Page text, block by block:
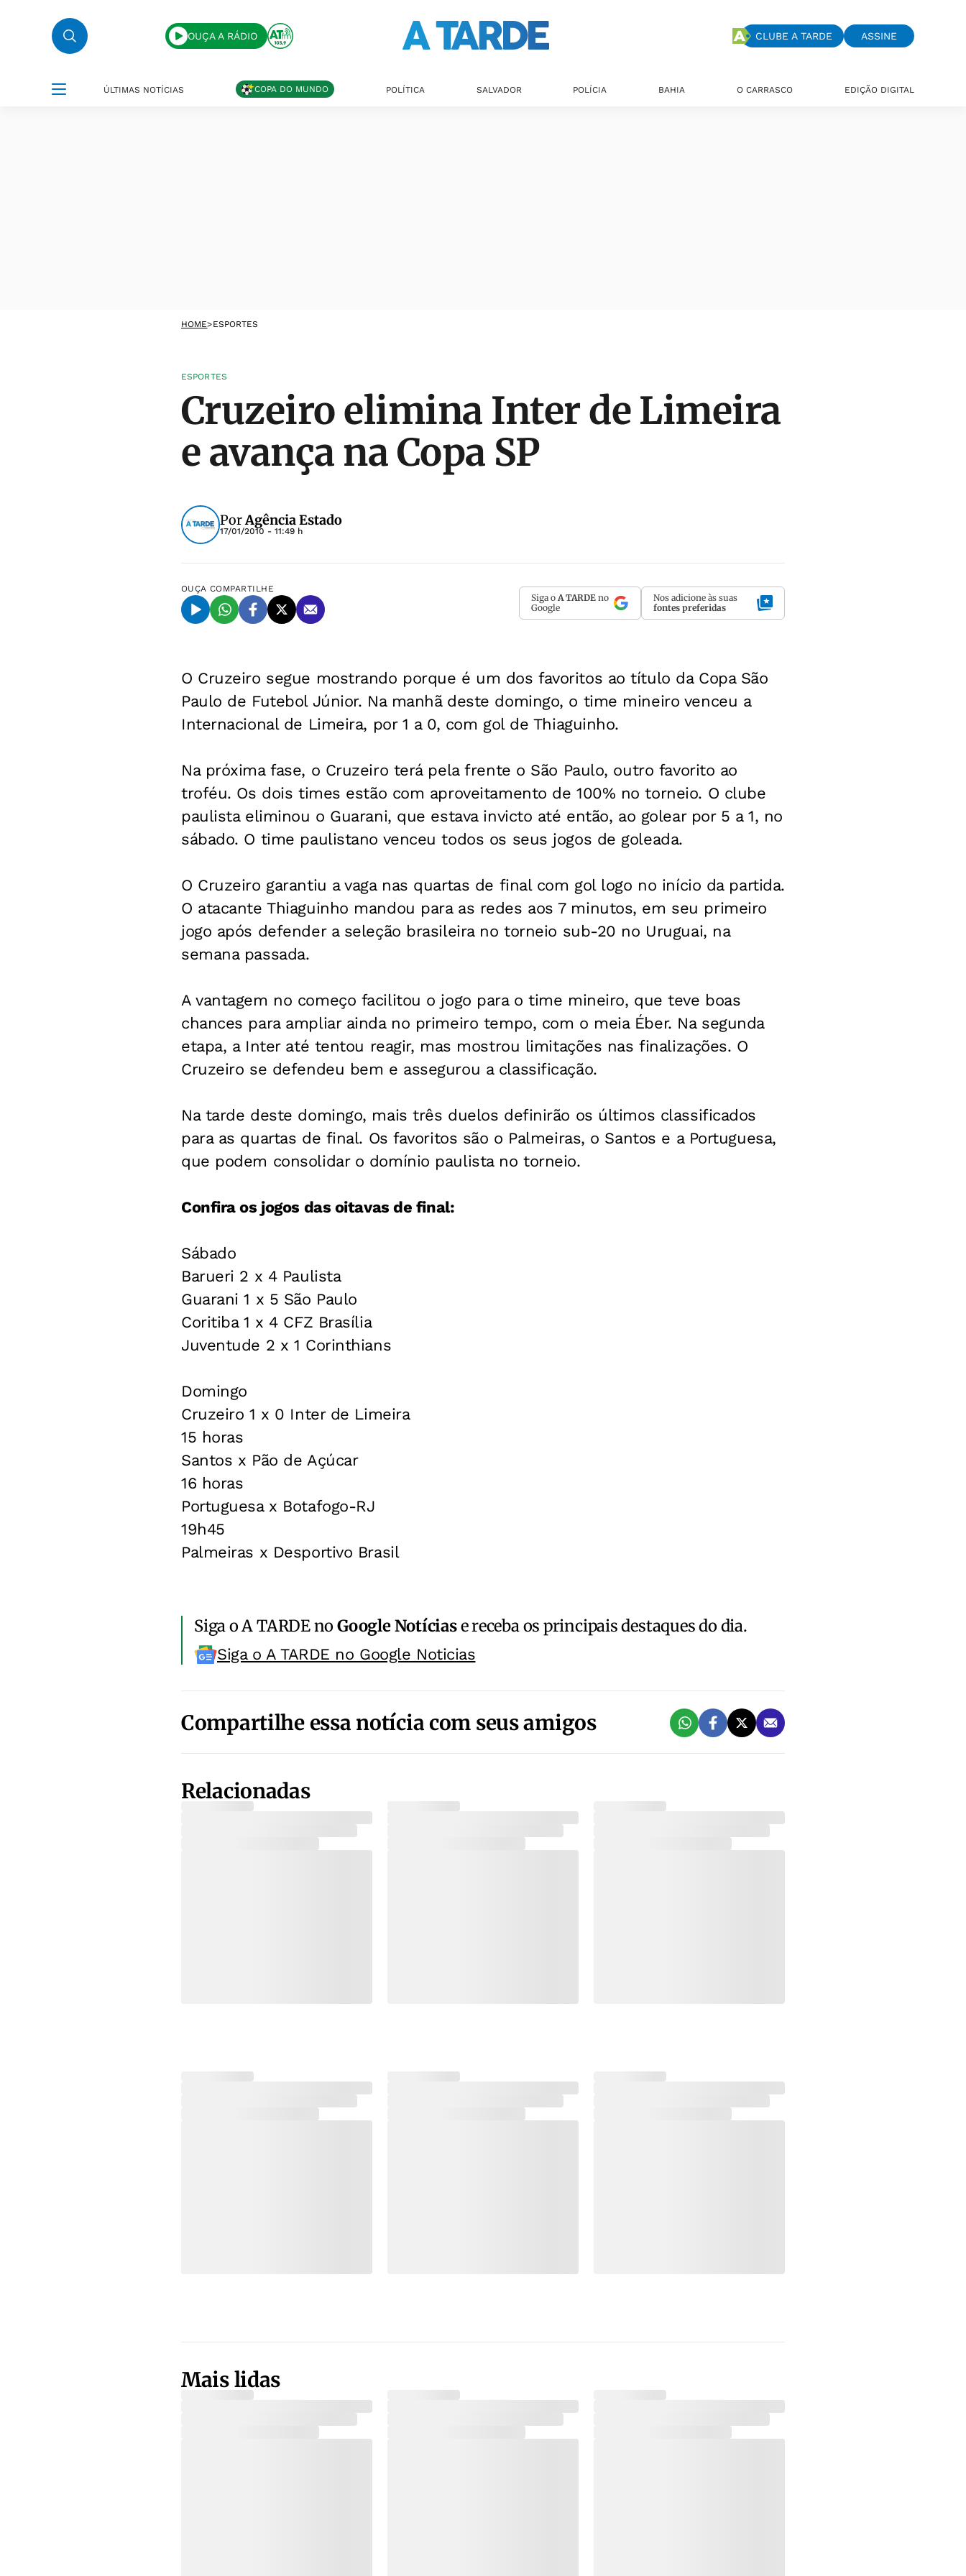
OUÇA A RÁDIO CLUBE A TARDE ASSINE
ÚLTIMAS NOTÍCIAS COPA DO MUNDO POLÍTICA SALVADOR POLÍCIA BAHIA O CARRASCO EDIÇÃO DIGITAL
HOME>ESPORTES
ESPORTES
Cruzeiro elimina Inter de Limeira
e avança na Copa SP
PorAgência Estado
17/01/2010 - 11:49 h
OUÇA COMPARTILHE
Siga o A TARDE no
Google
Nos adicione às suas
fontes preferidas
O Cruzeiro segue mostrando porque é um dos favoritos ao título da Copa São
Paulo de Futebol Júnior. Na manhã deste domingo, o time mineiro venceu a
Internacional de Limeira, por 1 a 0, com gol de Thiaguinho.
Na próxima fase, o Cruzeiro terá pela frente o São Paulo, outro favorito ao
troféu. Os dois times estão com aproveitamento de 100% no torneio. O clube
paulista eliminou o Guarani, que estava invicto até então, ao golear por 5 a 1, no
sábado. O time paulistano venceu todos os seus jogos de goleada.
O Cruzeiro garantiu a vaga nas quartas de final com gol logo no início da partida.
O atacante Thiaguinho mandou para as redes aos 7 minutos, em seu primeiro
jogo após defender a seleção brasileira no torneio sub-20 no Uruguai, na
semana passada.
A vantagem no começo facilitou o jogo para o time mineiro, que teve boas
chances para ampliar ainda no primeiro tempo, com o meia Éber. Na segunda
etapa, a Inter até tentou reagir, mas mostrou limitações nas finalizações. O
Cruzeiro se defendeu bem e assegurou a classificação.
Na tarde deste domingo, mais três duelos definirão os últimos classificados
para as quartas de final. Os favoritos são o Palmeiras, o Santos e a Portuguesa,
que podem consolidar o domínio paulista no torneio.
Confira os jogos das oitavas de final:
Sábado
Barueri 2 x 4 Paulista
Guarani 1 x 5 São Paulo
Coritiba 1 x 4 CFZ Brasília
Juventude 2 x 1 Corinthians
Domingo
Cruzeiro 1 x 0 Inter de Limeira
15 horas
Santos x Pão de Açúcar
16 horas
Portuguesa x Botafogo-RJ
19h45
Palmeiras x Desportivo Brasil
Siga o A TARDE noGoogle Notíciase receba os principais destaques do dia.
Siga o A TARDE no Google Noticias
Compartilhe essa notícia com seus amigos
Relacionadas
Mais lidas